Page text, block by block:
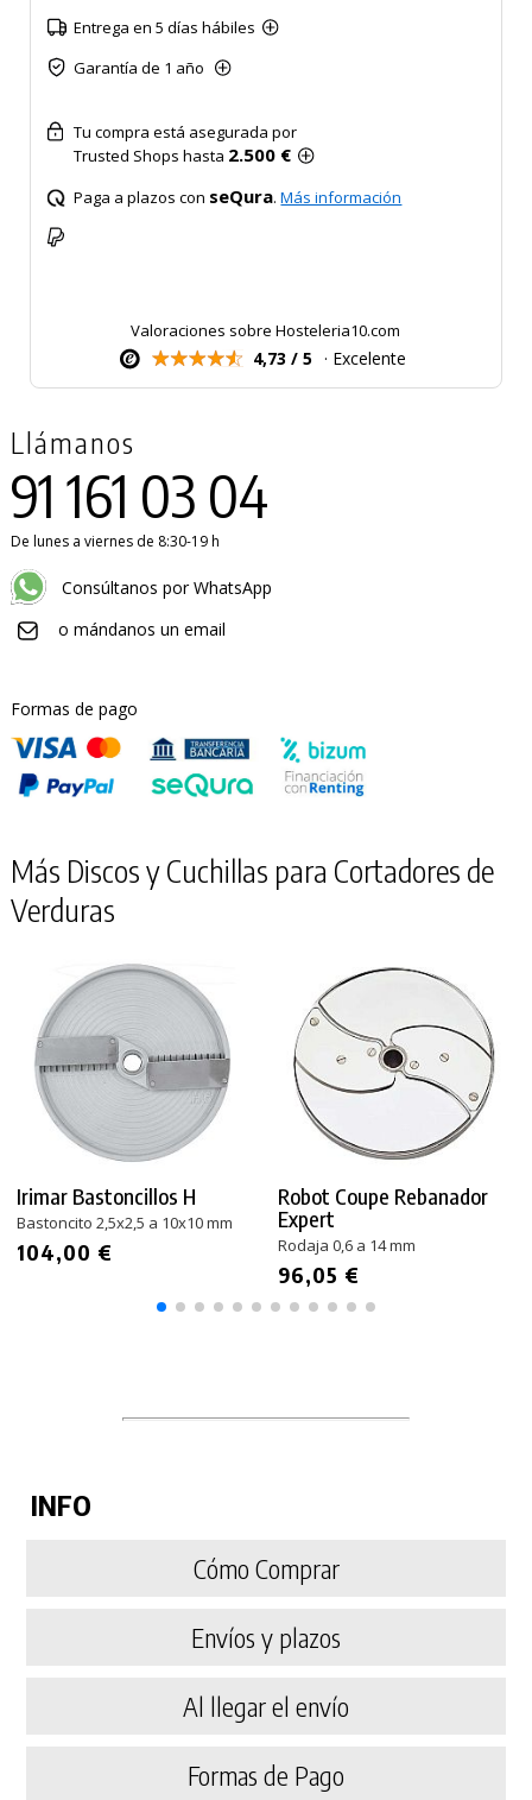
Entrega en 5 días hábiles
Garantía de 1 año
Tu compra está asegurada por
Trusted Shops hasta 2.500 €
Paga a plazos con seQura.Más información
Valoraciones sobre Hosteleria10.com
4,73 / 5 · Excelente
Llámanos
91 161 03 04
De lunes a viernes de 8:30-19 h
Consúltanos por WhatsApp
o mándanos un email
Formas de pago
Más Discos y Cuchillas para Cortadores de
Verduras
Irimar Bastoncillos H
Bastoncito 2,5x2,5 a 10x10 mm
104,00 €
Robot Coupe Rebanador
Expert
Rodaja 0,6 a 14 mm
96,05 €
INFO
Cómo Comprar
Envíos y plazos
Al llegar el envío
Formas de Pago